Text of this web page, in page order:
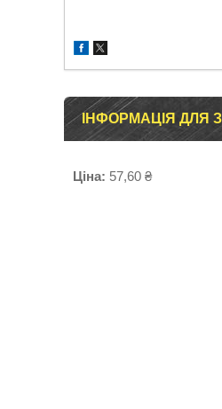
ІНФОРМАЦІЯ ДЛЯ
Ціна: 57,60 ₴